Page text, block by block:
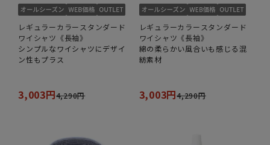
レギュラーカラースタンダード
ワイシャツ《長袖》
シンプルなワイシャツにデザイ
ン性もプラス
3,003円4,290円
レギュラーカラースタンダード
ワイシャツ《長袖》
綿の柔らかい風合いも感じる混
紡素材
3,003円4,290円